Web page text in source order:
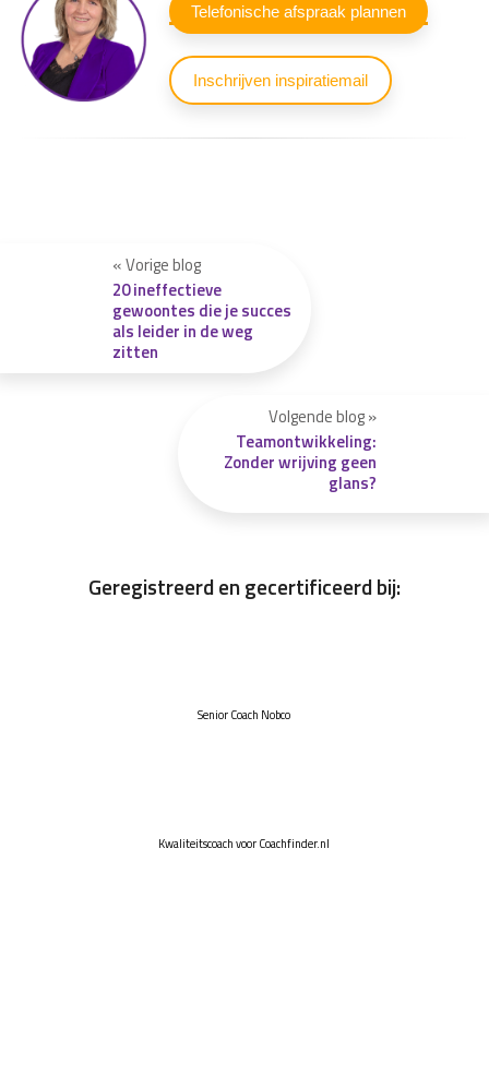
Telefonische afspraak plannen
Inschrijven inspiratiemail
« Vorige blog
20 ineffectieve
gewoontes die je succes
als leider in de weg
zitten
Volgende blog »
Teamontwikkeling:
Zonder wrijving geen
glans?
Geregistreerd en gecertificeerd bij:
Senior Coach Nobco
Kwaliteitscoach voor Coachfinder.nl